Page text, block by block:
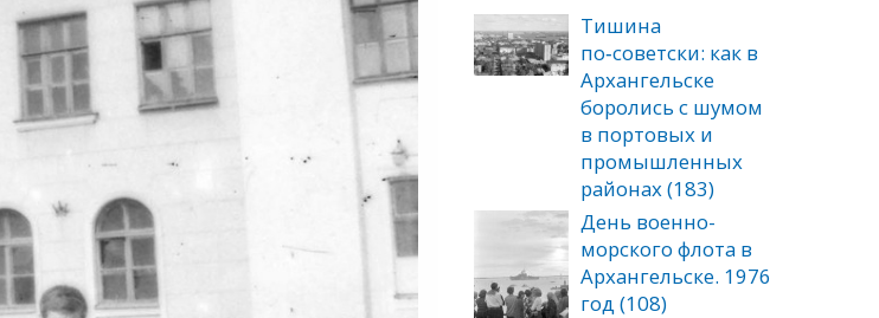
Тишина
по‑советски: как в
Архангельске
боролись с шумом
в портовых и
промышленных
районах (183)
День военно-
морского флота в
Архангельске. 1976
год (108)